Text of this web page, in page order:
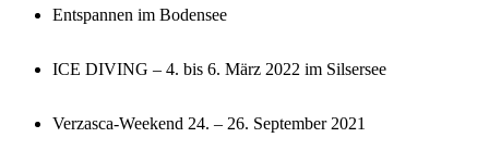
Entspannen im Bodensee
ICE DIVING – 4. bis 6. März 2022 im Silsersee
Verzasca-Weekend 24. – 26. September 2021